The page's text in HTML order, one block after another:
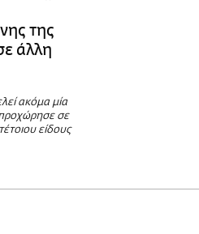
της
άλλη
ακόμα μία
σε
είδους